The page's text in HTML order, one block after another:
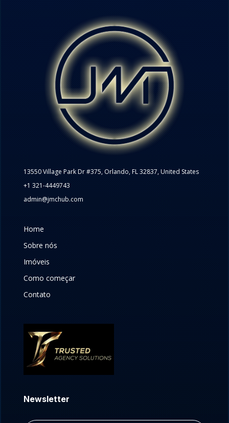
13550 Village Park Dr #375, Orlando, FL 32837, United States
+1 321-4449743
admin@jmchub.com
Home
Sobre nós
Imóveis
Como começar
Contato
Newsletter